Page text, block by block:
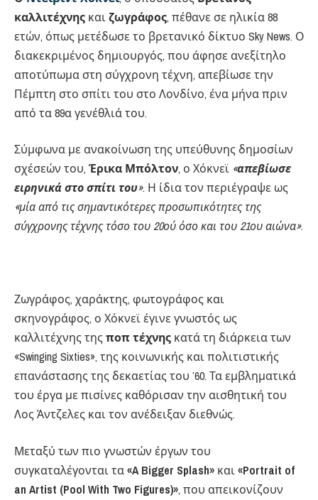
καλλιτέχνης καιζωγράφος, πέθανε σε ηλικία 88
ετών, όπως μετέδωσε το βρετανικό δίκτυο Sky News. Ο
διακεκριμένος δημιουργός, που άφησε ανεξίτηλο
αποτύπωμα στη σύγχρονη τέχνη, απεβίωσε την
Πέμπτη στο σπίτι του στο Λονδίνο, ένα μήνα πριν
από τα 89α γενέθλιά του.
Σύμφωνα με ανακοίνωση της υπεύθυνης δημοσίων
σχέσεών του, Έρικα Μπόλτον, ο Χόκνεϊ «απεβίωσε
ειρηνικά στο σπίτι του». Η ίδια τον περιέγραψε ως
«μία από τις σημαντικότερες προσωπικότητες της
σύγχρονης τέχνης τόσο του 20ού όσο και του 21ου αιώνα».
Ζωγράφος, χαράκτης, φωτογράφος και
σκηνογράφος, ο Χόκνεϊ έγινε γνωστός ως
καλλιτέχνης τηςποπ τέχνης κατά τη διάρκεια των
«Swinging Sixties», της κοινωνικής και πολιτιστικής
επανάστασης της δεκαετίας του ’60. Τα εμβληματικά
του έργα με πισίνες καθόρισαν την αισθητική του
Λος Άντζελες και τον ανέδειξαν διεθνώς.
Μεταξύ των πιο γνωστών έργων του
συγκαταλέγονται τα«A Bigger Splash» και«Portrait of
an Artist (Pool With Two Figures)», που απεικονίζουν